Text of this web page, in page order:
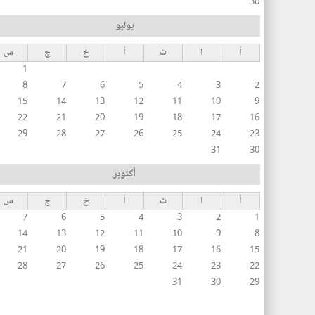
يوليو
أ ا ث أ خ ج
س
1
2
3
4
5
6
7
8
9
10
11
12
13
14
15
16
17
18
19
20
21
22
23
24
25
26
27
28
29
30
31
أكتوبر
أ ا ث أ خ ج
س
1
2
3
4
5
6
7
8
9
10
11
12
13
14
15
16
17
18
19
20
21
22
23
24
25
26
27
28
29
30
31